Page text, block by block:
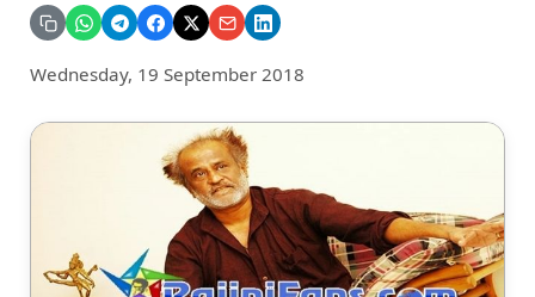
Wednesday, 19 September 2018